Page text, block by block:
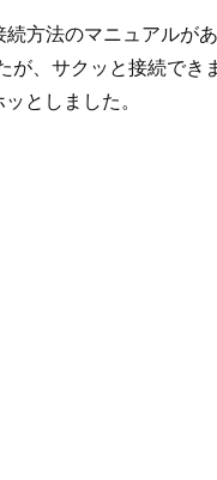
方法のマニュアルが
、サクッと接続でき
としました。